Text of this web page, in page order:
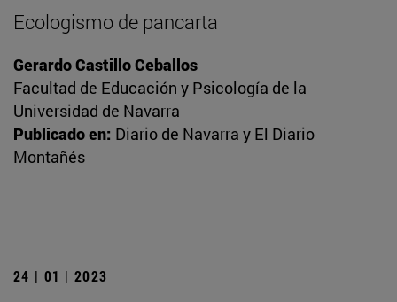
Ecologismo de pancarta
Gerardo Castillo Ceballos
Facultad de Educación y Psicología de la
Universidad de Navarra
Publicado en: Diario de Navarra y El Diario
Montañés
24 | 01 | 2023